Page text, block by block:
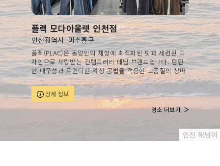
인천 해넘이
플랙 모다아울렛 인천점
인천광역시 미추홀구
플랙(PLAC)은 동양인의 체형에 최적화된 핏과 세련된 디
자인으로 사랑받는 컨템포러리 데님 브랜드입니다. 탄탄
한 내구성과 트렌디한 워싱 공법을 적용한 고품질의 청바
지를 통해 감각적인 데님 스타일의 정석을 보여줍니다.
상세 정보
명소 더보기